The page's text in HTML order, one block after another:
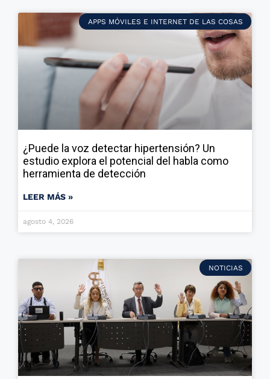
APPS MÓVILES E INTERNET DE LAS COSAS
¿Puede la voz detectar hipertensión? Un
estudio explora el potencial del habla como
herramienta de detección
LEER MÁS »
agosto 4, 2026
NOTICIAS